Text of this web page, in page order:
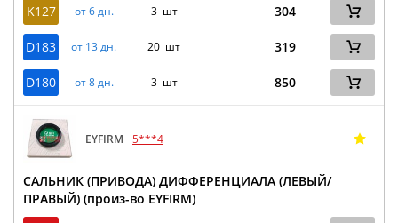
K127 от 6 дн. 3 шт 304
D183 от 13 дн. 20 шт 319
D180 от 8 дн. 3 шт 850
EYFIRM 5***4
САЛЬНИК (ПРИВОДА) ДИФФЕРЕНЦИАЛА (ЛЕВЫЙ/
ПРАВЫЙ) (произ-во EYFIRM)